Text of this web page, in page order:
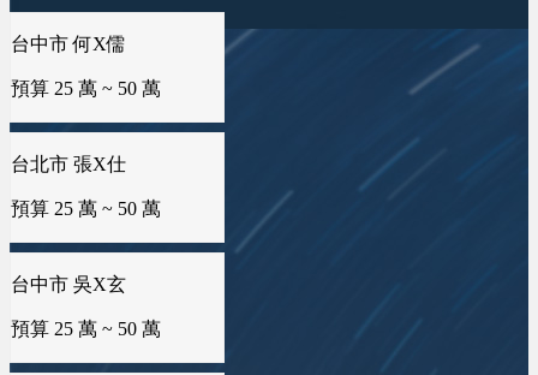
台北市 張X仕
預算 25 萬 ~ 50 萬
台中市 吳X玄
預算 25 萬 ~ 50 萬
台中市 羅X綾
預算 25 萬 ~ 50 萬